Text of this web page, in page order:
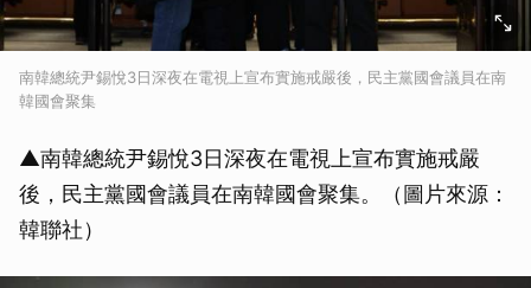
南韓總統尹錫悅3日深夜在電視上宣布實施戒嚴後，民主黨國會議員在南
韓國會聚集
▲南韓總統尹錫悅3日深夜在電視上宣布實施戒嚴
後，民主黨國會議員在南韓國會聚集。（圖片來源：
韓聯社）